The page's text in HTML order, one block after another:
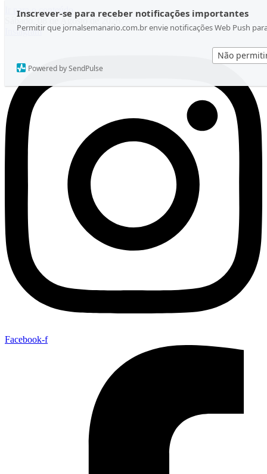
Inscrever-se para receber notificações importantes
Permitir que jornalsemanario.com.br envie notificações Web Push
Não
Powered by SendPulse
Ir para o conteúdo
Sábado, 08 de Agosto de 2026
Instagram
Facebook-f